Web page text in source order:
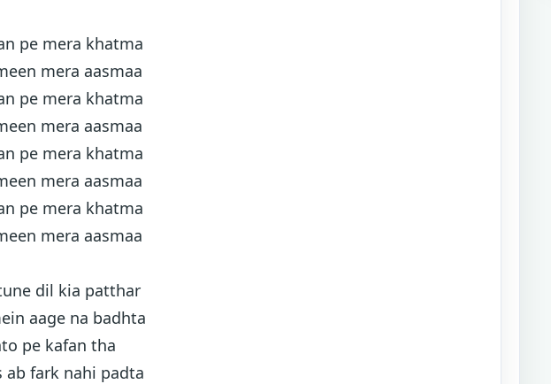
pe mera khatma
mera aasmaa
pe mera khatma
mera aasmaa
pe mera khatma
mera aasmaa
pe mera khatma
mera aasmaa
dil kia patthar
aage na badhta
pe kafan tha
fark nahi padta